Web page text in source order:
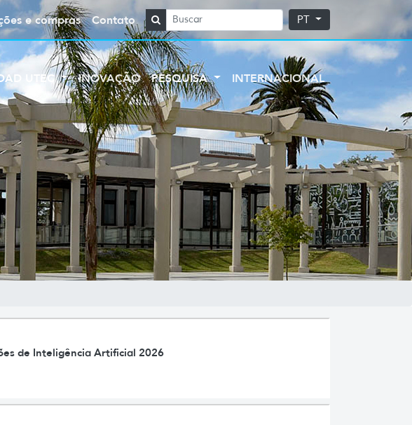
e compras Contato PT
UTEC INOVAÇÃO PESQUISA INTERNACIONAL
de Inteligência Artificial 2026